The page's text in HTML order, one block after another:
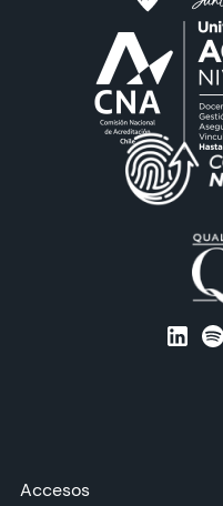
Accesos